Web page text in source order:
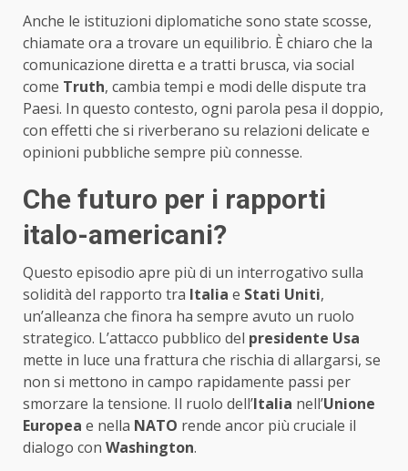
Anche le istituzioni diplomatiche sono state scosse,
chiamate ora a trovare un equilibrio. È chiaro che la
comunicazione diretta e a tratti brusca, via social
come Truth, cambia tempi e modi delle dispute tra
Paesi. In questo contesto, ogni parola pesa il doppio,
con effetti che si riverberano su relazioni delicate e
opinioni pubbliche sempre più connesse.
Che futuro per i rapporti
italo-americani?
Questo episodio apre più di un interrogativo sulla
solidità del rapporto tra Italia e Stati Uniti,
un’alleanza che finora ha sempre avuto un ruolo
strategico. L’attacco pubblico del presidente Usa
mette in luce una frattura che rischia di allargarsi, se
non si mettono in campo rapidamente passi per
smorzare la tensione. Il ruolo dell’Italia nell’Unione
Europea e nella NATO rende ancor più cruciale il
dialogo con Washington.